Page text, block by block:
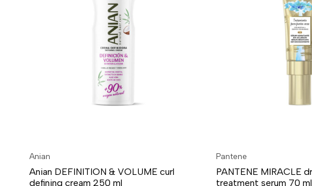
Anian
Anian DEFINITION & VOLUME curl
defining cream 250 ml
Pantene
PANTENE MIRACLE
treatment serum 70 ml